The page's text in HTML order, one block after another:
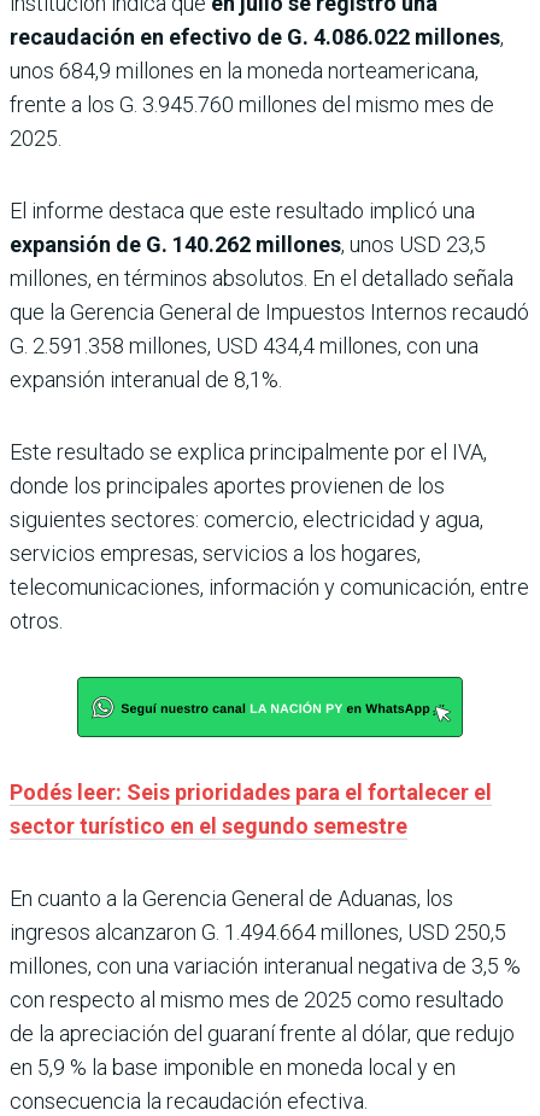
recaudación en efectivo de G. 4.086.022 millones,
unos 684,9 millones en la moneda norteamericana,
frente a los G. 3.945.760 millones del mismo mes de
2025.
El informe destaca que este resultado implicó una
expansión de G. 140.262 millones, unos USD 23,5
millones, en términos absolutos. En el detallado señala
que la Gerencia General de Impuestos Internos recaudó
G. 2.591.358 millones, USD 434,4 millones, con una
expansión interanual de 8,1%.
Este resultado se explica principalmente por el IVA,
donde los principales aportes provienen de los
siguientes sectores: comercio, electricidad y agua,
servicios empresas, servicios a los hogares,
telecomunicaciones, información y comunicación, entre
otros.
Podés leer: Seis prioridades para el fortalecer el
sector turístico en el segundo semestre
En cuanto a la Gerencia General de Aduanas, los
ingresos alcanzaron G. 1.494.664 millones, USD 250,5
millones, con una variación interanual negativa de 3,5 %
con respecto al mismo mes de 2025 como resultado
de la apreciación del guaraní frente al dólar, que redujo
en 5,9 % la base imponible en moneda local y en
consecuencia la recaudación efectiva.